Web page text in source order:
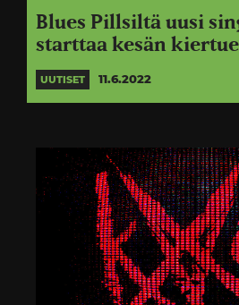
Blues Pillsiltä uusi
starttaa kesän
UUTISET 11.6.2022